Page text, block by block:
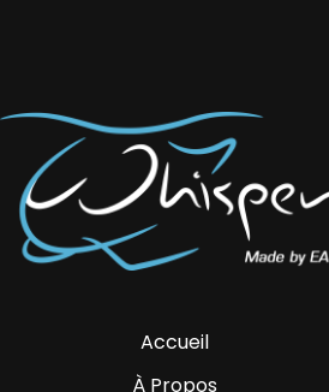
Accueil
À Propos